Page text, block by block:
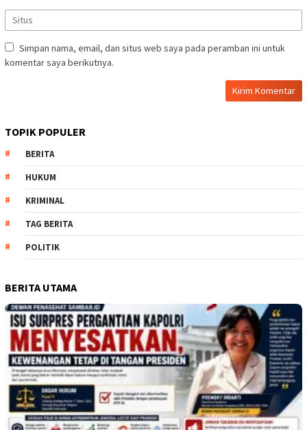
Simpan nama, email, dan situs web saya pada peramban ini untuk
komentar saya berikutnya.
TOPIK POPULER
BERITA
HUKUM
KRIMINAL
TAG BERITA
POLITIK
BERITA UTAMA